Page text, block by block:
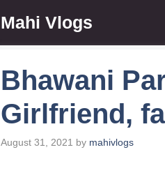
Mahi Vlogs
Bhawani
Girlfriend,
August 31, 2021 by mahivlogs